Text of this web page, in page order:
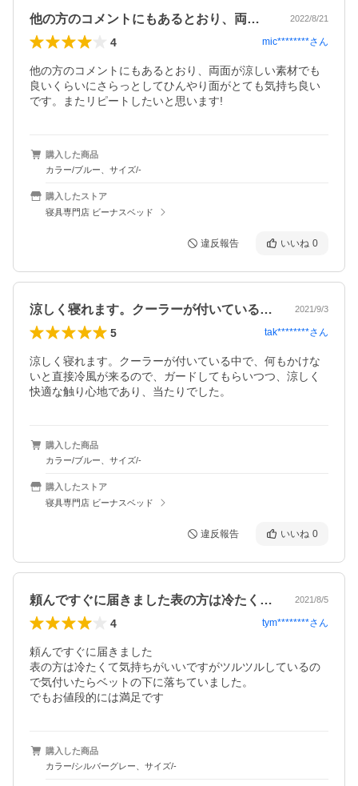
他の方のコメントにもあるとおり、両面が… 2022/8/21
4 mic********さん
他の方のコメントにもあるとおり、両面が涼しい素材でも
良いくらいにさらっとしてひんやり面がとても気持ち良い
です。またリピートしたいと思います!
購入した商品
カラー/ブルー、サイズ/-
購入したストア
寝具専門店 ビーナスベッド
違反報告 いいね 0
涼しく寝れます。クーラーが付いている中… 2021/9/3
5 tak********さん
涼しく寝れます。クーラーが付いている中で、何もかけな
いと直接冷風が来るので、ガードしてもらいつつ、涼しく
快適な触り心地であり、当たりでした。
購入した商品
カラー/ブルー、サイズ/-
購入したストア
寝具専門店 ビーナスベッド
違反報告 いいね 0
頼んですぐに届きました表の方は冷たくて… 2021/8/5
4 tym********さん
頼んですぐに届きました
表の方は冷たくて気持ちがいいですがツルツルしているの
で気付いたらベットの下に落ちていました。
でもお値段的には満足です
購入した商品
カラー/シルバーグレー、サイズ/-